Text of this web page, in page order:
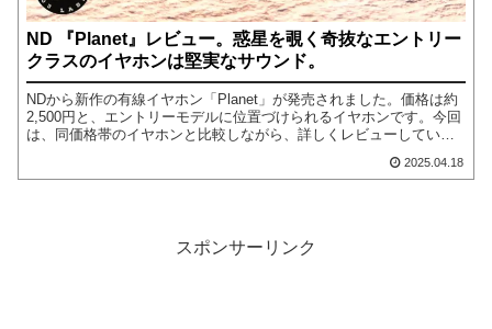
ND 『Planet』レビュー。惑星を覗く奇抜なエントリー
クラスのイヤホンは堅実なサウンド。
NDから新作の有線イヤホン「Planet」が発売されました。価格は約
2,500円と、エントリーモデルに位置づけられるイヤホンです。今回
は、同価格帯のイヤホンと比較しながら、詳しくレビューしていき
2025.04.18
スポンサーリンク